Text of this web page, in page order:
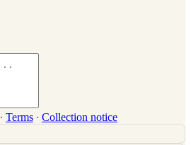
∙ Terms ∙ Collection notice